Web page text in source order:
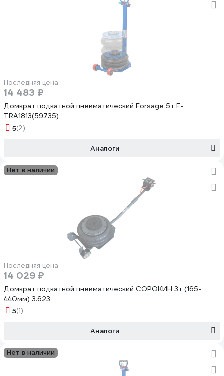
Последняя цена
14 483 ₽
Домкрат подкатной пневматический Forsage 5т F-
TRA1813(59735)
5(2)
Аналоги
Нет в наличии
Последняя цена
14 029 ₽
Домкрат подкатной пневматический СОРОКИН 3т (165-
440мм) 3.623
5(1)
Аналоги
Нет в наличии